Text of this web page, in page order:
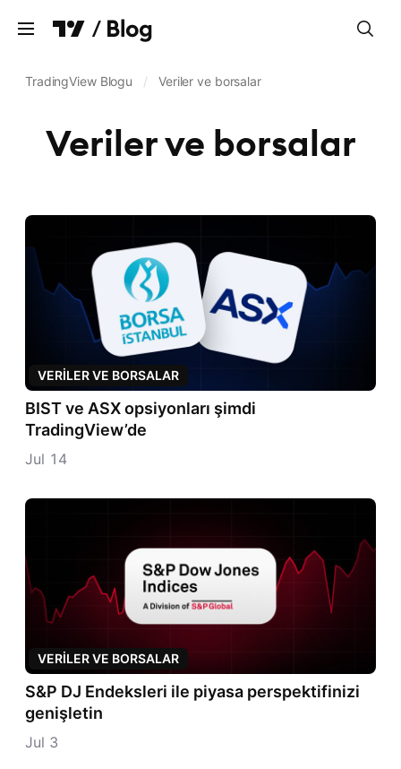
Grafikler
İşlem ve aracı kurum
Veriler ve borsalar
Pine Script®
İş güncellemeleri
TradingView'e dön
Blog ana sayfasına git
TradingView Blogu / Veriler ve borsalar
Veriler ve borsalar
VERILER VE BORSALAR
BIST ve ASX opsiyonları şimdi
TradingView’de
Jul 14
VERILER VE BORSALAR
S&P DJ Endeksleri ile piyasa perspektifinizi
genişletin
Jul 3